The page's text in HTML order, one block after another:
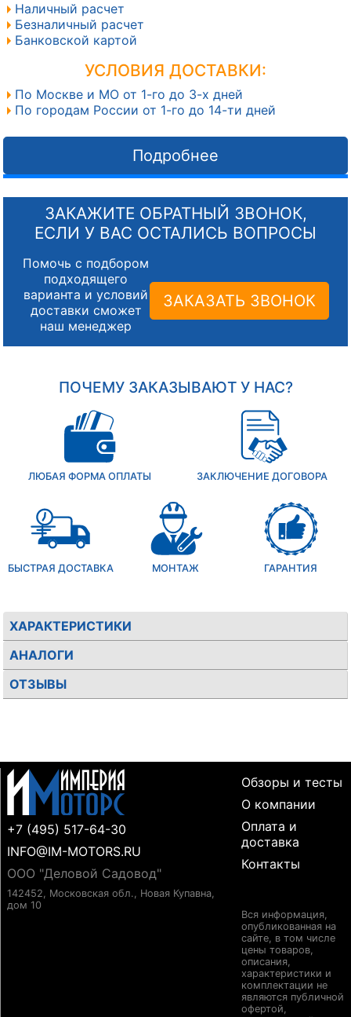
Наличный расчет
Безналичный расчет
Банковской картой
УСЛОВИЯ ДОСТАВКИ:
По Москве и МО от 1-го до 3-х дней
По городам России от 1-го до 14-ти дней
Подробнее
ЗАКАЖИТЕ ОБРАТНЫЙ ЗВОНОК,
ЕСЛИ У ВАС ОСТАЛИСЬ ВОПРОСЫ
Помочь с подбором
подходящего
варианта и условий
доставки сможет
наш менеджер
ЗАКАЗАТЬ ЗВОНОК
ПОЧЕМУ ЗАКАЗЫВАЮТ У НАС?
ЛЮБАЯ ФОРМА ОПЛАТЫ ЗАКЛЮЧЕНИЕ ДОГОВОРА
БЫСТРАЯ ДОСТАВКА МОНТАЖ ГАРАНТИЯ
ХАРАКТЕРИСТИКИ
АНАЛОГИ
ОТЗЫВЫ
+7 (495) 517-64-30
INFO@IM-MOTORS.RU
ООО "Деловой Садовод"
142452, Московская обл., Новая Купавна,
дом 10
Обзоры и тесты
О компании
Оплата и
доставка
Контакты
Вся информация,
опубликованная на
сайте, в том числе
цены товаров,
описания,
характеристики и
комплектации не
являются публичной
офертой,